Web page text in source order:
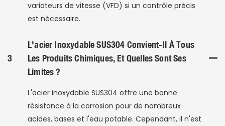
variateurs de vitesse (VFD) si un contrôle précis
est nécessaire.
3
L'acier Inoxydable SUS304 Convient-Il À Tous
Les Produits Chimiques, Et Quelles Sont Ses
Limites ?
L'acier inoxydable SUS304 offre une bonne
résistance à la corrosion pour de nombreux
acides, bases et l'eau potable. Cependant, il n'est